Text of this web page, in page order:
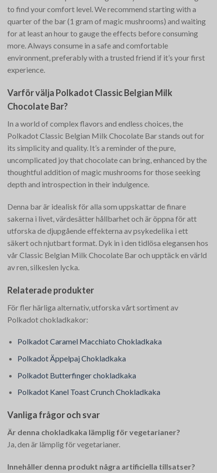
to find your comfort level. We recommend starting with a
quarter of the bar (1 gram of magic mushrooms) and waiting
for at least an hour to gauge the effects before consuming
more. Always consume in a safe and comfortable
environment, preferably with a trusted friend if it’s your first
experience.
Varför välja Polkadot Classic Belgian Milk
Chocolate Bar?
In a world of complex flavors and endless choices, the
Polkadot Classic Belgian Milk Chocolate Bar stands out for
its simplicity and quality. It’s a reminder of the pure,
uncomplicated joy that chocolate can bring, enhanced by the
thoughtful addition of magic mushrooms for those seeking
depth and introspection in their indulgence.
Denna bar är idealisk för alla som uppskattar de finare
sakerna i livet, värdesätter hållbarhet och är öppna för att
utforska de djupgående effekterna av psykedelika i ett
säkert och njutbart format. Dyk in i den tidlösa elegansen hos
vår Classic Belgian Milk Chocolate Bar och upptäck en värld
av ren, silkeslen lycka.
Relaterade produkter
För fler härliga alternativ, utforska vårt sortiment av
Polkadot chokladkakor:
Polkadot Caramel Macchiato Chokladkaka
Polkadot Äppelpaj Chokladkaka
Polkadot Butterfinger chokladkaka
Polkadot Kanel Toast Crunch Chokladkaka
Vanliga frågor och svar
Är denna chokladkaka lämplig för vegetarianer?
Ja, den är lämplig för vegetarianer.
Innehåller denna produkt några artificiella tillsatser?